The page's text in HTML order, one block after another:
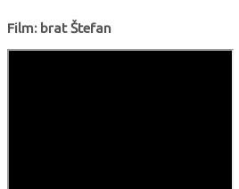
Film: brat Štefan